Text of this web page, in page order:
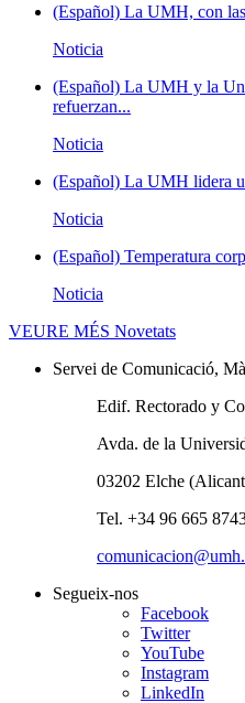
(Español) La UMH, con
Noticia
(Español) La UMH y la
refuerzan...
Noticia
(Español) La UMH lidera
Noticia
(Español) Temperatura
Noticia
VEURE MÉS Novetats
Servei de Comunicació,
Edif. Rectorado y
Avda. de la
03202 Elche
Tel. +34 96 665
Segueix-nos
Facebook
Twitter
YouTube
Instagram
LinkedIn